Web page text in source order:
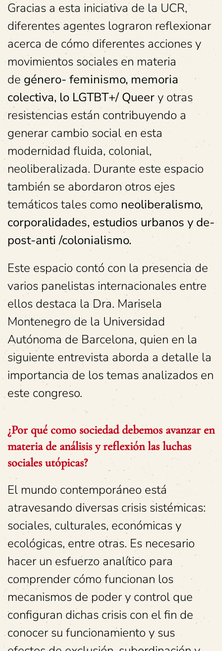
Gracias a esta iniciativa de la UCR,
diferentes agentes lograron reflexionar
acerca de cómo diferentes acciones y
movimientos sociales en materia
de género- feminismo, memoria
colectiva, lo LGTBT+/ Queery otras
resistencias están contribuyendo a
generar cambio social en esta
modernidad fluida, colonial,
neoliberalizada. Durante este espacio
también se abordaron otros ejes
temáticos tales como neoliberalismo,
corporalidades, estudios urbanos y de-
post-anti /colonialismo.
Este espacio contó con la presencia de
varios panelistas internacionales entre
ellos destaca la Dra. Marisela
Montenegro de la Universidad
Autónoma de Barcelona, quien en la
siguiente entrevista aborda a detalle la
importancia de los temas analizados en
este congreso.
¿Por qué como sociedad debemos avanzar en
materia de análisis y reflexión las luchas
sociales utópicas?
El mundo contemporáneo está
atravesando diversas crisis sistémicas:
sociales, culturales, económicas y
ecológicas, entre otras. Es necesario
hacer un esfuerzo analítico para
comprender cómo funcionan los
mecanismos de poder y control que
configuran dichas crisis con el fin de
conocer su funcionamiento y sus